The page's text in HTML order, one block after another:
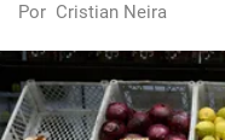
Por Cristian Neira